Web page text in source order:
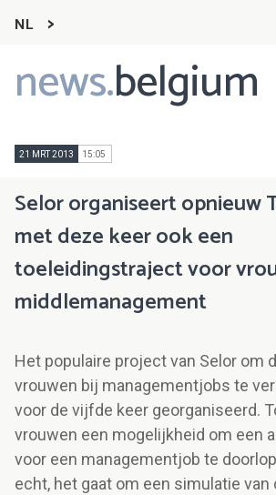
NL
news.belgium
Main
navigation
21 MRT 2013 15:05
Selor organiseert opnieuw
met deze keer ook een
toeleidingstraject voor
middlemanagement
Het populaire project van Selor om
vrouwen bij managementjobs te
voor de vijfde keer georganiseerd.
vrouwen een mogelijkheid om een
voor een managementjob te
echt, het gaat om een simulatie van